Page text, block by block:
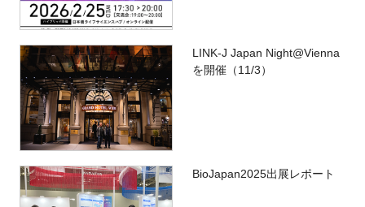
LINK-J Japan Night@Vienna
を開催（11/3）
BioJapan2025出展レポート